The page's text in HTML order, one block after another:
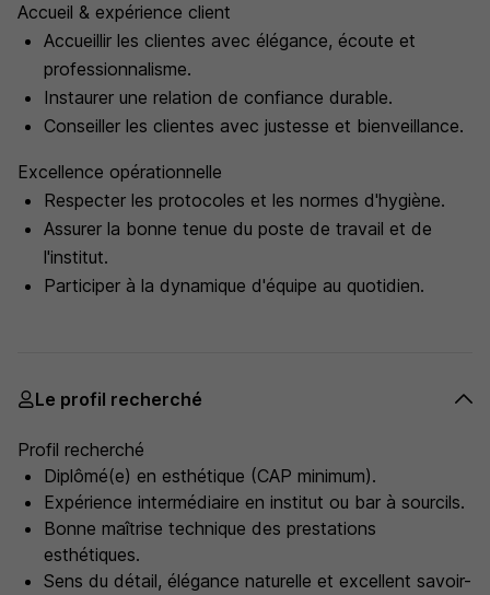
Accueil & expérience client
Accueillir les clientes avec élégance, écoute et
professionnalisme.
Instaurer une relation de confiance durable.
Conseiller les clientes avec justesse et bienveillance.
Excellence opérationnelle
Respecter les protocoles et les normes d'hygiène.
Assurer la bonne tenue du poste de travail et de
l'institut.
Participer à la dynamique d'équipe au quotidien.
Le profil recherché
Profil recherché
Diplômé(e) en esthétique (CAP minimum).
Expérience intermédiaire en institut ou bar à sourcils.
Bonne maîtrise technique des prestations
esthétiques.
Sens du détail, élégance naturelle et excellent savoir-